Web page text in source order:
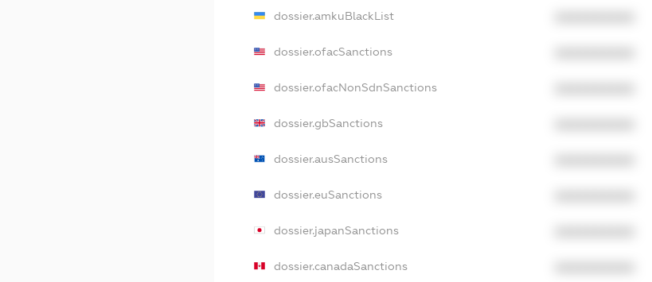
dossier.amkuBlackList
dossier.ofacSanctions
dossier.ofacNonSdnSanctions
dossier.gbSanctions
dossier.ausSanctions
dossier.euSanctions
dossier.japanSanctions
dossier.canadaSanctions